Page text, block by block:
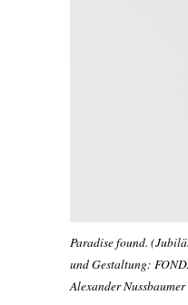
Paradise found.
und Gestaltung:
Alexander